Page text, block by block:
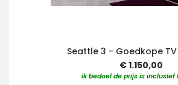
Seattle 3 - Goedkope
€ 1.150,00
ik bedoel de prijs is inclusief